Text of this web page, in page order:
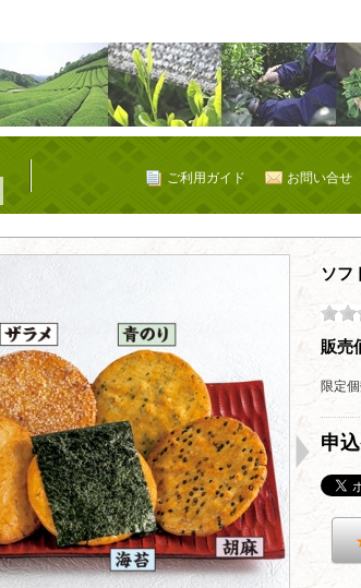
お問い合せ
ご利用ガイド
ソフ
販売
限定
申